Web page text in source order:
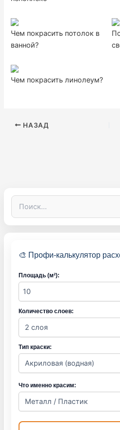
Чем покрасить потолок в
ванной?
Чем покрасить линолеум?
НАЗАД
П
и
🎨 Профи-калькулятор
Площадь (м²):
Количество слоев:
Тип краски:
Что именно красим: